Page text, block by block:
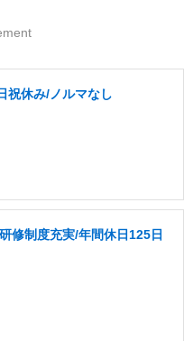
祝休み/ノルマなし
修制度充実/年間休日125日